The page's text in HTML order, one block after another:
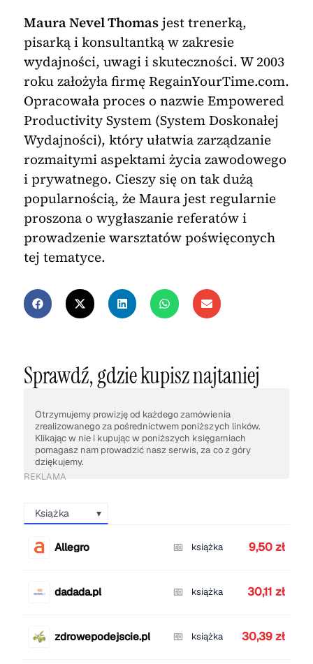
Maura Nevel Thomasjest trenerką,
pisarką i konsultantką w zakresie
wydajności, uwagi i skuteczności. W 2003
roku założyła firmę RegainYourTime.com.
Opracowała proces o nazwie Empowered
Productivity System (System Doskonałej
Wydajności), który ułatwia zarządzanie
rozmaitymi aspektami życia zawodowego
i prywatnego. Cieszy się on tak dużą
popularnością, że Maura jest regularnie
proszona o wygłaszanie referatów i
prowadzenie warsztatów poświęconych
tej tematyce.
Sprawdź, gdzie kupisz najtaniej
Otrzymujemy prowizję od każdego zamówienia
zrealizowanego za pośrednictwem poniższych linków.
Klikając w nie i kupując w poniższych księgarniach
pomagasz nam prowadzić nasz serwis, za co z góry
dziękujemy.
REKLAMA
Książka
Allegro książka 9,50 zł
dadada.pl książka 30,11 zł
zdrowepodejscie.pl książka 30,39 zł